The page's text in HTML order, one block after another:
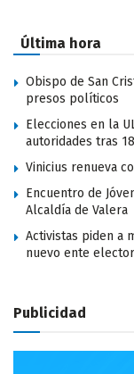
Última hora
Obispo de San
presos políticos
Elecciones en la
autoridades tras
Vinicius renueva
Encuentro de
Alcaldía de Valera
Activistas piden a
nuevo ente
Publicidad